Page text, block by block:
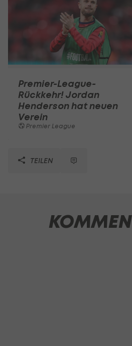
Premier-League-
Rückkehr! Jordan
Henderson hat neuen
Verein
Premier League
TEILEN